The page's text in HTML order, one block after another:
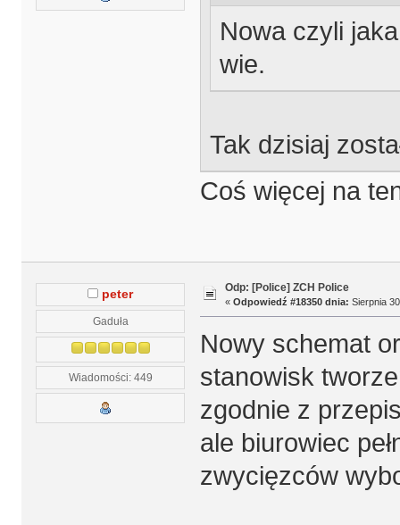
Nowa czyli
wie.
Tak dzisiaj
Coś więcej na
peter
Gaduła
Wiadomości: 449
Odp: [Police] ZCH Police
« Odpowiedź #18350 dnia: Sierpnia
Nowy schemat
stanowisk
zgodnie z
ale biurowiec
zwycięzców